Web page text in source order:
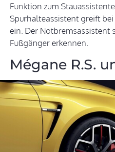
Funktion zum
Spurhalteassistent greift
ein. Der Notbremsassistent
Fußgänger erkennen.
Mégane R.S.